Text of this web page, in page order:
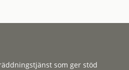
som ger stöd